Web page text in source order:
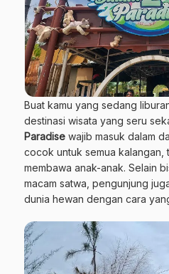
Buat kamu yang sedang
destinasi wisata yang seru
Paradise wajib masuk dalam
cocok untuk semua kalangan,
membawa anak-anak. Selain
macam satwa, pengunjung
dunia hewan dengan cara